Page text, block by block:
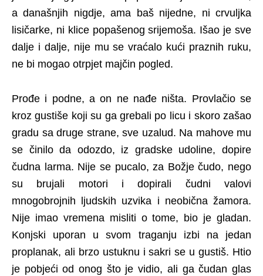
a današnjih nigdje, ama baš nijedne, ni crvuljka
lisičarke, ni klice popašenog srijemoša. Išao je sve
dalje i dalje, nije mu se vraćalo kući praznih ruku,
ne bi mogao otrpjet majčin pogled.
Prođe i podne, a on ne nađe ništa. Provlačio se
kroz gustiše koji su ga grebali po licu i skoro zašao
gradu sa druge strane, sve uzalud. Na mahove mu
se činilo da odozdo, iz gradske udoline, dopire
čudna larma. Nije se pucalo, za Božje čudo, nego
su brujali motori i dopirali čudni valovi
mnogobrojnih ljudskih uzvika i neobična žamora.
Nije imao vremena misliti o tome, bio je gladan.
Konjski uporan u svom traganju izbi na jedan
proplanak, ali brzo ustuknu i sakri se u gustiš. Htio
je pobjeći od onog što je vidio, ali ga čudan glas